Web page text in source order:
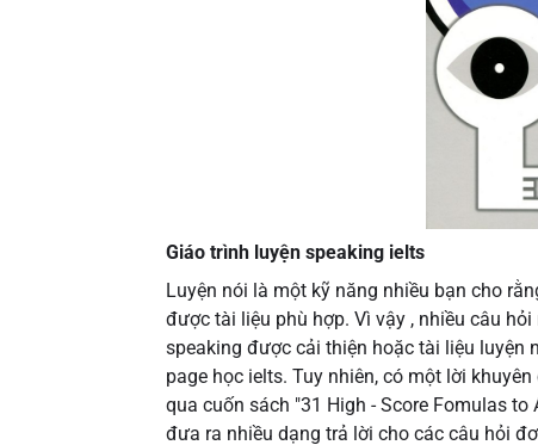
Giáo trình luyện speaking ielts
Luyện nói là một kỹ năng nhiều bạn cho
được tài liệu phù hợp. Vì vậy , nhiều câu hỏi
speaking được cải thiện hoặc tài liệu luyện
page học ielts. Tuy nhiên, có một lời
qua cuốn sách "31 High - Score Fomulas
đưa ra nhiều dạng trả lời cho các câu hỏi